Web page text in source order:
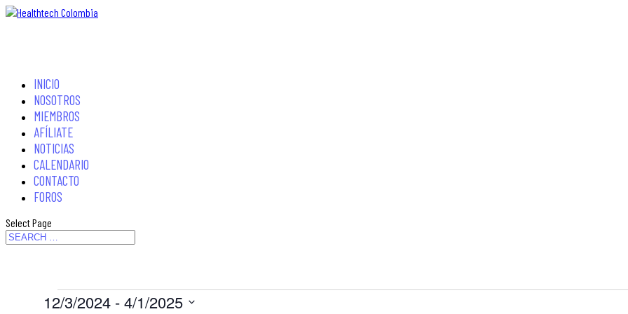
INICIO
NOSOTROS
MIEMBROS
AFÍLIATE
NOTICIAS
CALENDARIO
CONTACTO
FOROS
Select Page
Eventos
12/3/2024 - 4/1/2025